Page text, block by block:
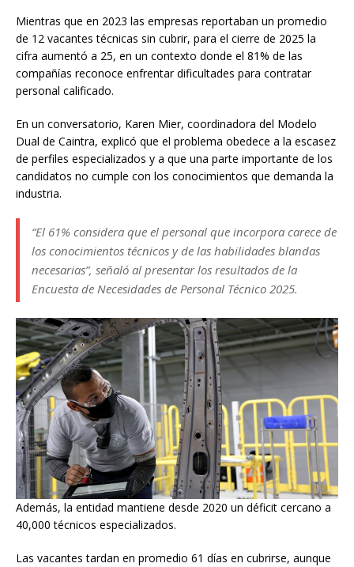
Mientras que en 2023 las empresas reportaban un promedio
de 12 vacantes técnicas sin cubrir, para el cierre de 2025 la
cifra aumentó a 25, en un contexto donde el 81% de las
compañías reconoce enfrentar dificultades para contratar
personal calificado.
En un conversatorio, Karen Mier, coordinadora del Modelo
Dual de Caintra, explicó que el problema obedece a la escasez
de perfiles especializados y a que una parte importante de los
candidatos no cumple con los conocimientos que demanda la
industria.
“El 61% considera que el personal que incorpora carece de
los conocimientos técnicos y de las habilidades blandas
necesarias”, señaló al presentar los resultados de la
Encuesta de Necesidades de Personal Técnico 2025.
Además, la entidad mantiene desde 2020 un déficit cercano a
40,000 técnicos especializados.
Las vacantes tardan en promedio 61 días en cubrirse, aunque